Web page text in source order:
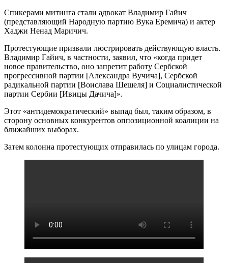
Спикерами митинга стали адвокат Владимир Гайич
(представляющий Народную партию Вука Еремича) и актер
Хаджи Ненад Маричич.
Протестующие призвали люстрировать действующую власть.
Владимир Гайич, в частности, заявил, что «когда придет
новое правительство, оно запретит работу Сербской
прогрессивной партии [Александра Вучича], Сербской
радикальной партии [Воислава Шешеля] и Социалистической
партии Сербии [Ивицы Дачича]».
Этот «антидемократический» выпад был, таким образом, в
сторону основных конкурентов оппозиционной коалиции на
ближайших выборах.
Затем колонна протестующих отправилась по улицам города.